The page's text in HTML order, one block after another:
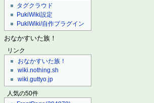
タグクラウド
PukiWiki設定
PukiWiki/自作プラグイン
おなかすいた族！
リンク
おなかすいた族！
wiki.nothing.sh
wiki.guttyo.jp
人気の50件